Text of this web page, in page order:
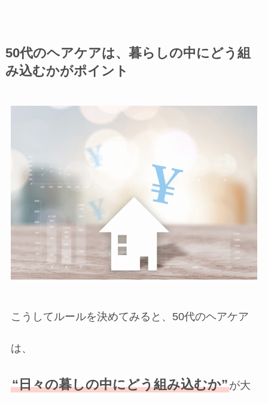
50代のヘアケアは、暮らしの中にどう組
み込むかがポイント
こうしてルールを決めてみると、50代のヘアケア
は、
“日々の暮しの中にどう組み込むか”が大